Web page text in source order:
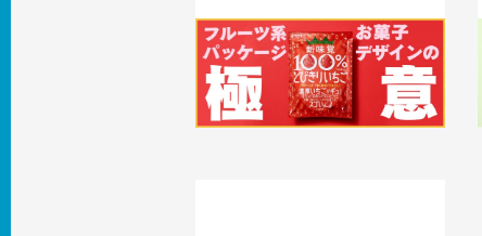
フルーツ系お菓子パッケージデザイン
の極意とは！？ T3デザイン自慢の実
績10選
2025.07.24
事例